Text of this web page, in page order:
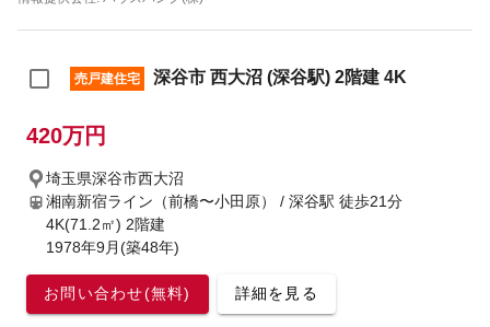
売戸建住宅 深谷市 西大沼 (深谷駅) 2階建 4K
420万円
埼玉県深谷市西大沼
湘南新宿ライン（前橋〜小田原） / 深谷駅 徒歩21分
4K(71.2㎡) 2階建
1978年9月(築48年)
お問い合わせ(無料) 詳細を見る